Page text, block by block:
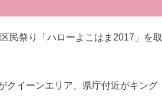
民祭り「ハローよこはま2017」を取
クイーンエリア、県庁付近がキング